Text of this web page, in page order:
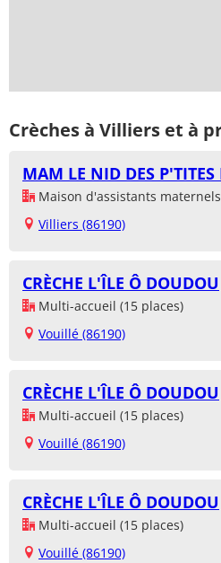
Crèches à Villiers et à
MAM LE NID DES P'TITES
Maison d'assistants
Villiers (86190)
CRÈCHE L'ÎLE Ô DOUDOU
Multi-accueil (15 places)
Vouillé (86190)
CRÈCHE L'ÎLE Ô DOUDOU
Multi-accueil (15 places)
Vouillé (86190)
CRÈCHE L'ÎLE Ô DOUDOU
Multi-accueil (15 places)
Vouillé (86190)